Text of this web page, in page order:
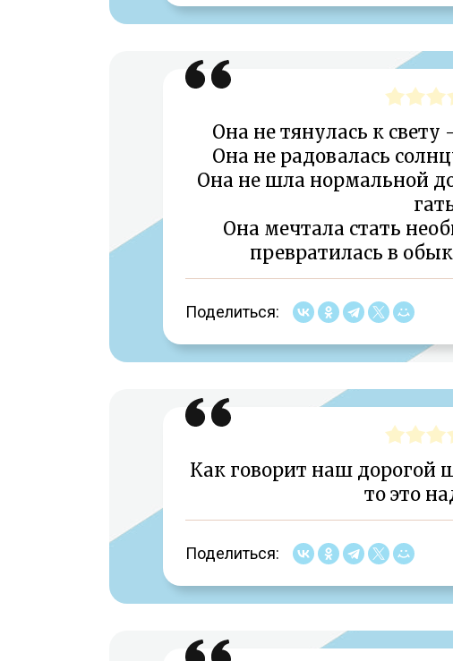
Она не тянулась к
Она не радовалась
Она не шла нормальной
Она мечтала стать
превратилась в
Поделиться:
Как говорит наш дорогой
то это
Поделиться: